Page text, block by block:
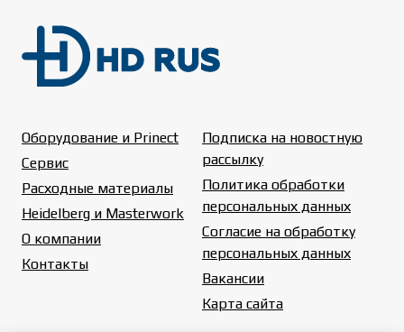
Оборудование и Prinect
Сервис
Расходные материалы
Heidelberg и Masterwork
О компании
Контакты
Подписка на новостную
рассылку
Политика обработки
персональных данных
Согласие на обработку
персональных данных
Вакансии
Карта сайта